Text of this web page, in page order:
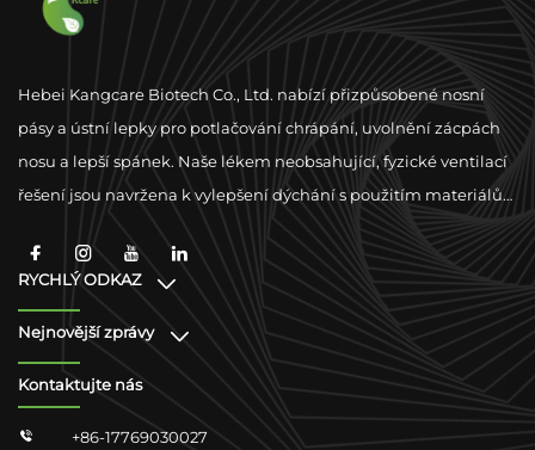
Hebei Kangcare Biotech Co., Ltd. nabízí přizpůsobené nosní
pásy a ústní lepky pro potlačování chrápání, uvolnění zácpách
nosu a lepší spánek. Naše lékem neobsahující, fyzické ventilací
řešení jsou navržena k vylepšení dýchání s použitím materiálů
RYCHLÝ ODKAZ
Nejnovější zprávy
Kontaktujte nás
 +86-17769030027